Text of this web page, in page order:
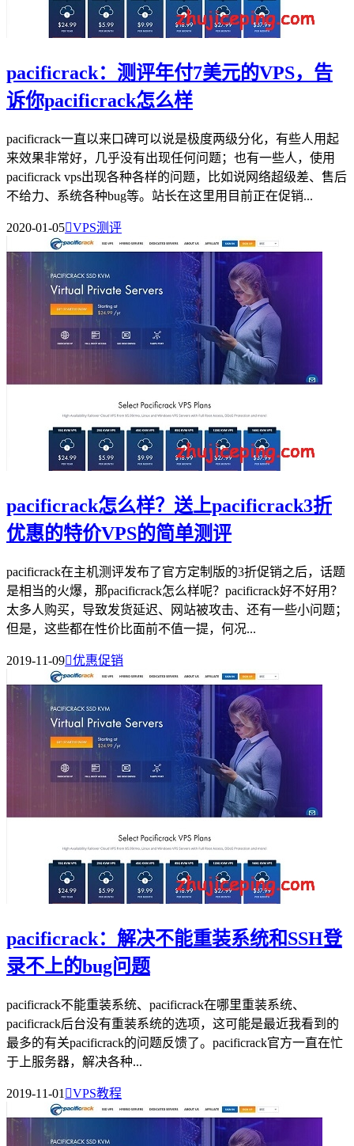
pacificrack：测评年付7美元的VPS，告
诉你pacificrack怎么样
pacificrack一直以来口碑可以说是极度两级分化，有些人用起
来效果非常好，几乎没有出现任何问题；也有一些人，使用
pacificrack vps出现各种各样的问题，比如说网络超级差、售后
不给力、系统各种bug等。站长在这里用目前正在促销...
2020-01-05VPS测评
pacificrack怎么样？送上pacificrack3折
优惠的特价VPS的简单测评
pacificrack在主机测评发布了官方定制版的3折促销之后，话题
是相当的火爆，那pacificrack怎么样呢？pacificrack好不好用？
太多人购买，导致发货延迟、网站被攻击、还有一些小问题；
但是，这些都在性价比面前不值一提，何况...
2019-11-09优惠促销
pacificrack：解决不能重装系统和SSH登
录不上的bug问题
pacificrack不能重装系统、pacificrack在哪里重装系统、
pacificrack后台没有重装系统的选项，这可能是最近我看到的
最多的有关pacificrack的问题反馈了。pacificrack官方一直在忙
于上服务器，解决各种...
2019-11-01 VPS教程